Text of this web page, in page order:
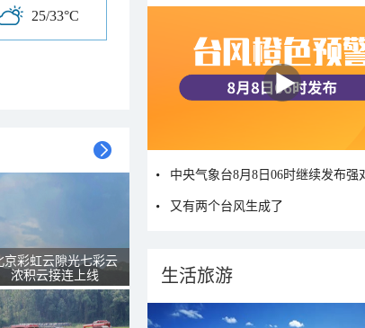
25/33°C
京彩虹云隙光七彩云
浓积云接连上线
又有两个台风生成了
生活旅游